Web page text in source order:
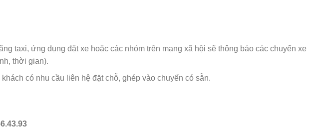
taxi, ứng dụng đặt xe hoặc các nhóm trên mạng xã hội sẽ thông báo các chuyến xe
thời gian).
khách có nhu cầu liên hệ đặt chỗ, ghép vào chuyến có sẵn.